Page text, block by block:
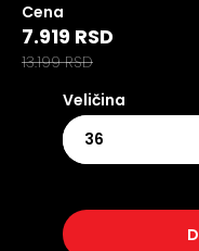
Cena
7.919 RSD
13.199 RSD
Veličina
36